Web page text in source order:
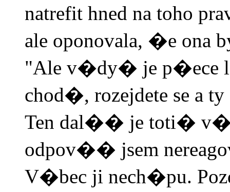
natrefit hned na toho
ale oponovala, �e
"Ale v�dy� je
chod�, rozejdete se
Ten dal�� je toti�
odpov�� jsem
V�bec ji nech�pu.